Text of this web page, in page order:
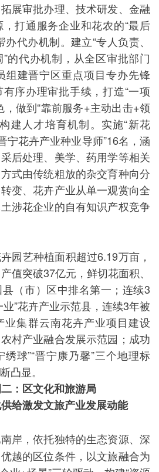
展审批办理、技术研发、金融
打通服务企业和花农的“最后
代办机制。建立“专人负责、
的代办机制，从全区审批部门
组建晋宁区重点项目专办先锋
序办理审批手续，打造“一项
，做到“靠前服务+主动出击+领
建人才培育机制。实施“新花
宁花卉产业种业导师”16名，涵
后处理、美学、药用学等相关
式由传统粗放的杂交育种向分
变、花卉产业从单一观赏向全
涉花企业的自有知识产权竞争
艺种植面积超过6.19万亩，
值突破37亿元，鲜切花面积、
（市）区中排名第一；连续3
”花卉产业示范县，连续3年被
业集群云南花卉产业项目建设
村产业融合发展示范园；成功
绣球”“晋宁康乃馨”三个地理标
凸显。
：区文化和旅游局
激发文旅产业发展动能
岸，依托独特的生态资源、深
越的区位条件，以文旅融合为